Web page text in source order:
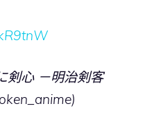
剣心 －明治剣客